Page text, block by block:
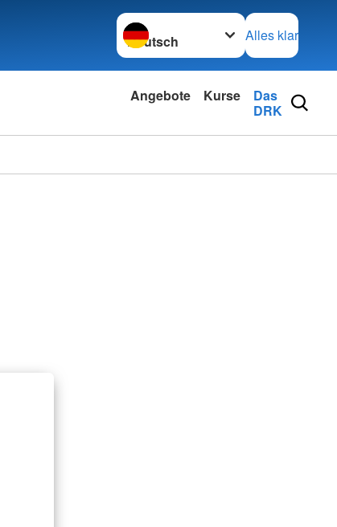
Sprache wechseln zu
Alles klar
Angebote Kurse
Das
DRK